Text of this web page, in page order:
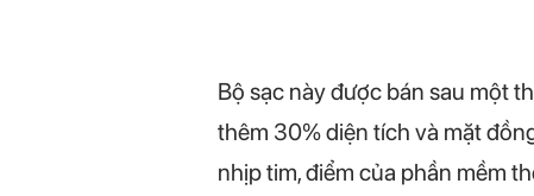
Bộ sạc này được bán sau một
thêm 30% diện tích và mặt
nhịp tim, điểm của phần mềm